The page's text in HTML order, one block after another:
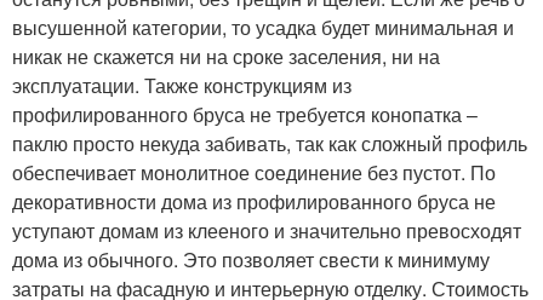
высушенной категории, то усадка будет минимальная и
никак не скажется ни на сроке заселения, ни на
эксплуатации. Также конструкциям из
профилированного бруса не требуется конопатка –
паклю просто некуда забивать, так как сложный профиль
обеспечивает монолитное соединение без пустот. По
декоративности дома из профилированного бруса не
уступают домам из клееного и значительно превосходят
дома из обычного. Это позволяет свести к минимуму
затраты на фасадную и интерьерную отделку. Стоимость